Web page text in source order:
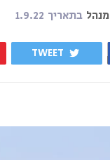
מנהל בתאריך 1.9.22
TWEET